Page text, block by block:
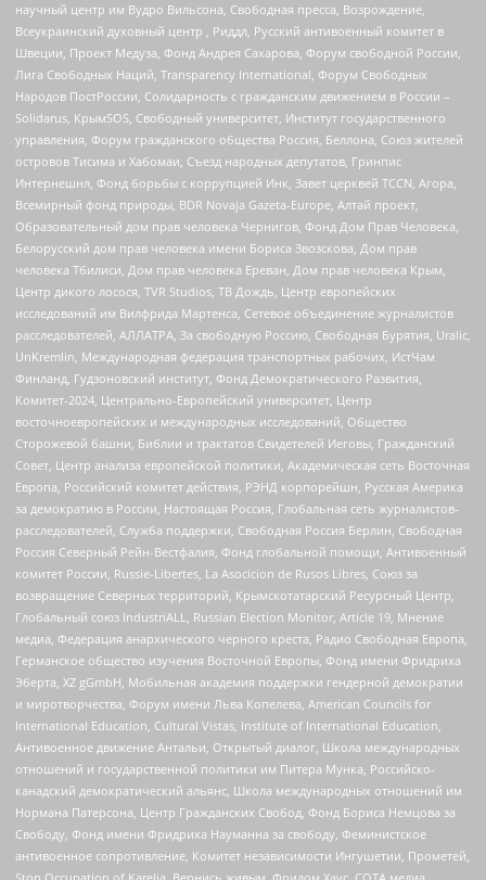
научный центр им Вудро Вильсона, Свободная пресса, Возрождение,
Всеукраинский духовный центр , Риддл, Русский антивоенный комитет в
Швеции, Проект Медуза, Фонд Андрея Сахарова, Форум свободной России,
Лига Свободных Наций, Transparеncy International, Форум Свободных
Народов ПостРоссии, Солидарность с гражданским движением в России –
Solidarus, КрымSOS, Свободный университет, Институт государственного
управления, Форум гражданского общества Россия, Беллона, Союз жителей
островов Тисима и Хабомаи, Съезд народных депутатов, Гринпис
Интернешнл, Фонд борьбы с коррупцией Инк, Завет церквей TCCN, Агора,
Всемирный фонд природы, BDR Novaja Gazeta-Europe, Алтай проект,
Образовательный дом прав человека Чернигов, Фонд Дом Прав Человека,
Белорусский дом прав человека имени Бориса Звозскова, Дом прав
человека Тбилиси, Дом прав человека Ереван, Дом прав человека Крым,
Центр дикого лосося, TVR Studios, ТВ Дождь, Центр европейских
исследований им Вилфрида Мартенса, Сетевое объединение журналистов
расследователей, АЛЛАТРА, За свободную Россию, Свободная Бурятия, Uralic,
UnKremlin, Международная федерация транспортных рабочих, ИстЧам
Финланд, Гудзоновский институт, Фонд Демократического Развития,
Комитет-2024, Центрально-Европейский университет, Центр
восточноевропейских и международных исследований, Общество
Сторожевой башни, Библии и трактатов Свидетелей Иеговы, Гражданский
Совет, Центр анализа европейской политики, Академическая сеть Восточная
Европа, Российский комитет действия, РЭНД корпорейшн, Русская Америка
за демократию в России, Настоящая Россия, Глобальная сеть журналистов-
расследователей, Служба поддержки, Свободная Россия Берлин, Свободная
Россия Северный Рейн-Вестфалия, Фонд глобальной помощи, Антивоенный
комитет России, Russie-Libertes, La Asocicion de Rusos Libres, Союз за
возвращение Северных территорий, Крымскотатарский Ресурсный Центр,
Глобальный союз IndustriALL, Russian Election Monitor, Article 19, Мнение
медиа, Федерация анархического черного креста, Радио Свободная Европа,
Германское общество изучения Восточной Европы, Фонд имени Фридриха
Эберта, XZ gGmbH, Мобильная академия поддержки гендерной демократии
и миротворчества, Форум имени Льва Копелева, American Councils for
International Education, Cultural Vistas, Institute of International Education,
Антивоенное движение Антальи, Открытый диалог, Школа международных
отношений и государственной политики им Питера Мунка, Российско-
канадский демократический альянс, Школа международных отношений им
Нормана Патерсона, Центр Гражданских Свобод, Фонд Бориса Немцова за
Свободу, Фонд имени Фридриха Науманна за свободу, Феминистское
антивоенное сопротивление, Комитет независимости Ингушетии, Прометей,